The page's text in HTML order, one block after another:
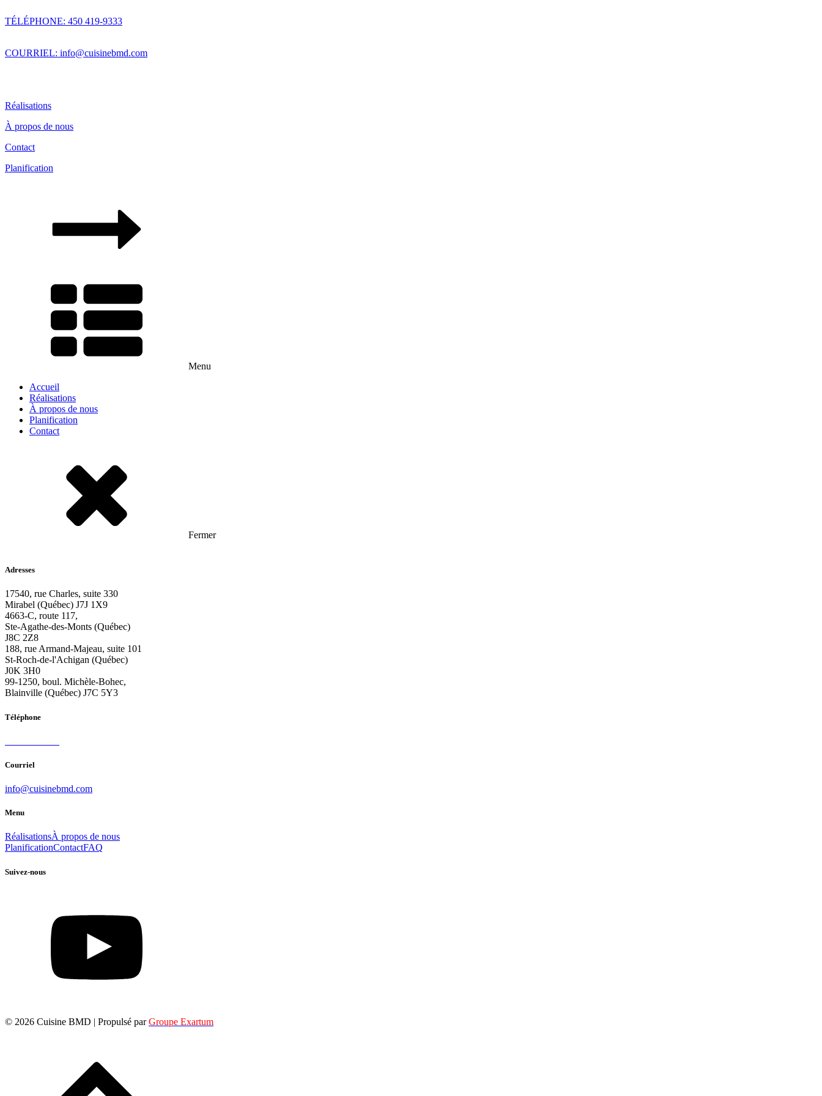
TÉLÉPHONE: 450 419-9333
COURRIEL: info@cuisinebmd.com
Réalisations
À propos de nous
Contact
Planification
Menu
Accueil
Réalisations
À propos de nous
Planification
Contact
Fermer
Adresses
17540, rue Charles, suite 330
Mirabel (Québec) J7J 1X9
4663-C, route 117,
Ste-Agathe-des-Monts (Québec)
J8C 2Z8
188, rue Armand-Majeau, suite 101
St-Roch-de-l'Achigan (Québec)
J0K 3H0
99-1250, boul. Michèle-Bohec,
Blainville (Québec) J7C 5Y3
Téléphone
Courriel
info@cuisinebmd.com
Menu
RéalisationsÀ propos de nous
PlanificationContactFAQ
Suivez-nous
© 2026 Cuisine BMD | Propulsé parGroupe Exartum